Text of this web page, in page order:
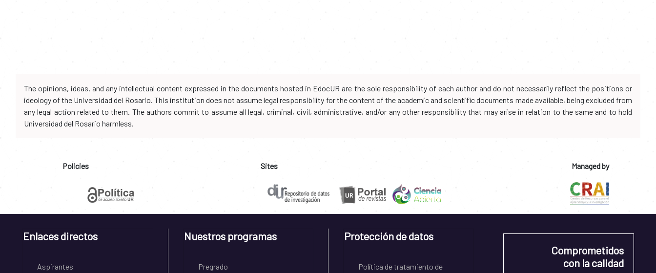
The opinions, ideas, and any intellectual content expressed in the documents hosted in EdocUR are the sole responsibility of each author and do not necessarily reflect the positions or
ideology of the Universidad del Rosario. This institution does not assume legal responsibility for the content of the academic and scientific documents made available, being excluded from
any legal action related to them. The authors commit to assume all legal, criminal, civil, administrative, and/or any other responsibility that may arise in relation to the same and to hold
Universidad del Rosario harmless.
Policies Sites Managed by
Enlaces directos
Aspirantes
Nuestros programas
Pregrado
Protección de datos
Política de tratamiento de
Comprometidos
con la calidad